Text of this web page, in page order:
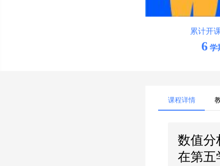
累计开
6 学
课程详情
数值分
在第五